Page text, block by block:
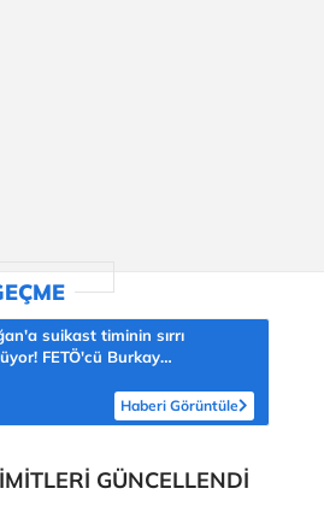
suikast timinin sırrı
FETÖ'cü Burkay
Haberi Görüntüle
GÜNCELLENDİ